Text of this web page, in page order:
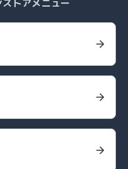
トアメニュー